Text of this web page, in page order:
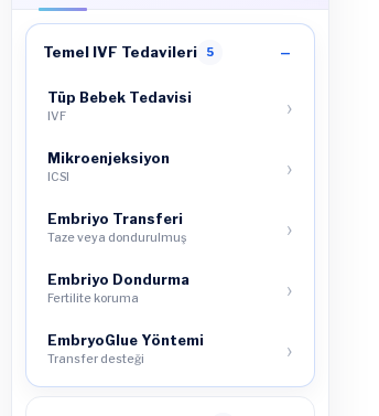
Temel IVF Tedavileri 5
Tüp Bebek Tedavisi
IVF
Mikroenjeksiyon
ICSI
Embriyo Transferi
Taze veya dondurulmuş
Embriyo Dondurma
Fertilite koruma
EmbryoGlue Yöntemi
Transfer desteği